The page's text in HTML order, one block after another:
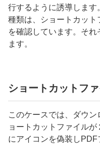
行するように誘導しま
種類は、ショートカット
を確認しています。そ
ます。
ショートカットフ
このケースでは、ダウン
ョートカットファイル
にアイコンを偽装し PDF